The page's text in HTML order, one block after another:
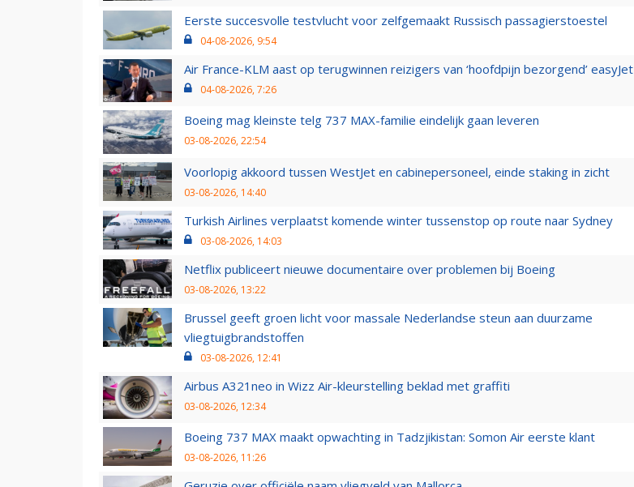
Eerste succesvolle testvlucht voor zelfgemaakt Russisch passagierstoestel
04-08-2026, 9:54
Air France-KLM aast op terugwinnen reizigers van ‘hoofdpijn bezorgend’ easyJet
04-08-2026, 7:26
Boeing mag kleinste telg 737 MAX-familie eindelijk gaan leveren
03-08-2026, 22:54
Voorlopig akkoord tussen WestJet en cabinepersoneel, einde staking in zicht
03-08-2026, 14:40
Turkish Airlines verplaatst komende winter tussenstop op route naar Sydney
03-08-2026, 14:03
Netflix publiceert nieuwe documentaire over problemen bij Boeing
03-08-2026, 13:22
Brussel geeft groen licht voor massale Nederlandse steun aan duurzame
vliegtuigbrandstoffen
03-08-2026, 12:41
Airbus A321neo in Wizz Air-kleurstelling beklad met graffiti
03-08-2026, 12:34
Boeing 737 MAX maakt opwachting in Tadzjikistan: Somon Air eerste klant
03-08-2026, 11:26